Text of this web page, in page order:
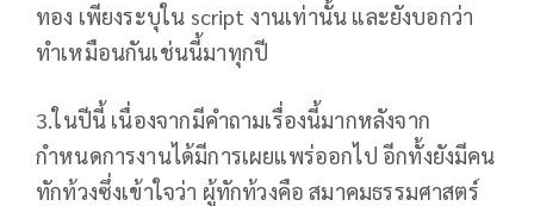
ทอง เพียงระบุใน script งานเท่านั้น และยังบอกว่า
ทำเหมือนกันเช่นนี้มาทุกปี
3.ในปีนี้ เนื่องจากมีคำถามเรื่องนี้มากหลังจาก
กำหนดการงานได้มีการเผยแพร่ออกไป อีกทั้งยังมีคน
ทักท้วงซึ่งเข้าใจว่า ผู้ทักท้วงคือ สมาคมธรรมศาสตร์